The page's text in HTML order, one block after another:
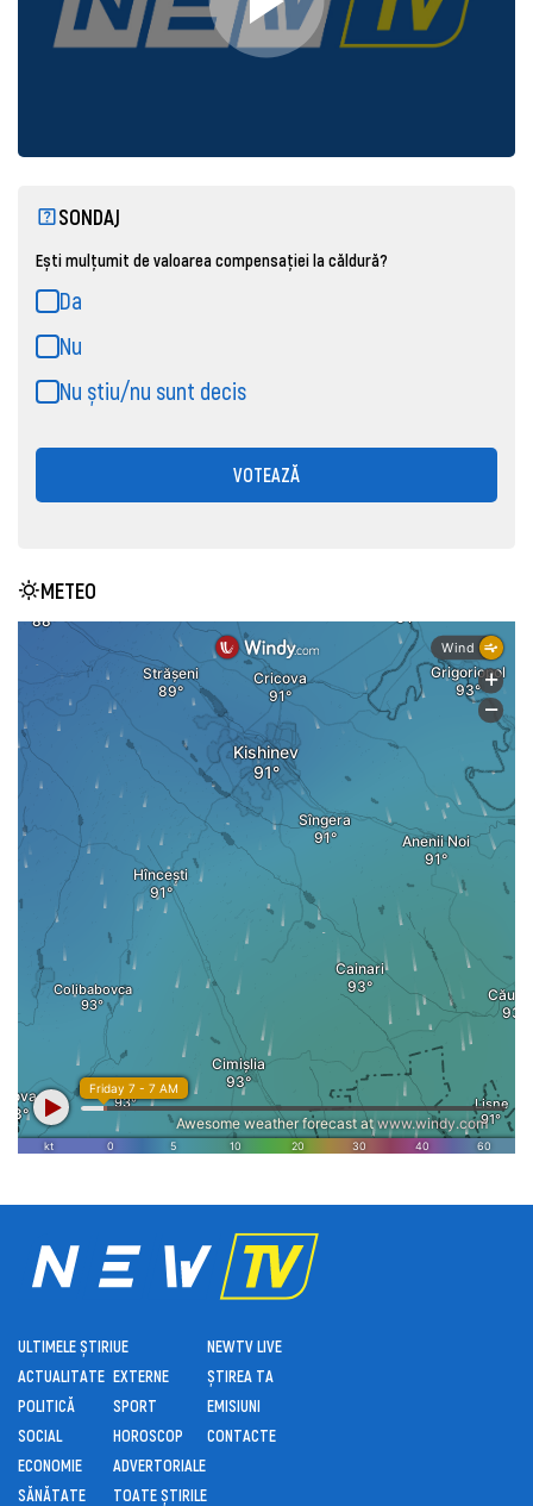
SONDAJ
Ești mulțumit de valoarea compensației la căldură?
Da
Nu
Nu știu/nu sunt decis
VOTEAZĂ
METEO
ULTIMELE ȘTIRI
ACTUALITATE
POLITICĂ
SOCIAL
ECONOMIE
SĂNĂTATE
UE
EXTERNE
SPORT
HOROSCOP
ADVERTORIALE
TOATE ȘTIRILE
NEWTV LIVE
ȘTIREA TA
EMISIUNI
CONTACTE